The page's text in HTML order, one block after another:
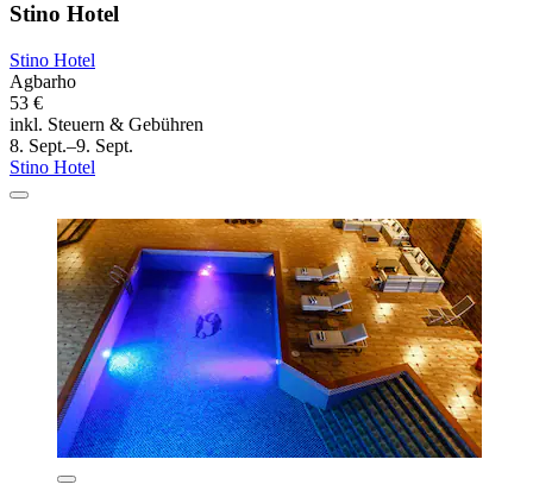
Stino Hotel
Stino Hotel
Agbarho
53 €
inkl. Steuern & Gebühren
8. Sept.–9. Sept.
Stino Hotel